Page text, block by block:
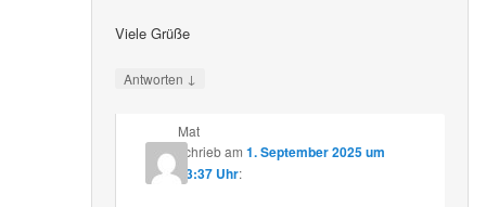
Viele Grüße
Antworten ↓
Mat
schriebam 1. September 2025 um
23:37 Uhr: